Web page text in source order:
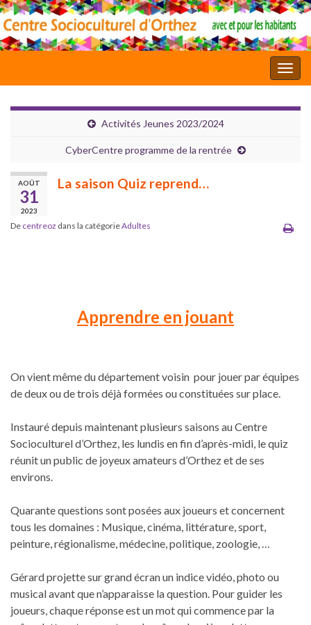
Activités Jeunes 2023/2024
CyberCentre programme de la rentrée
AOÛT
31
2023
La saison Quiz reprend…
De centreoz dans la catégorieAdultes
Apprendre en jouant
On vient même du département voisin pour jouer par équipes
de deux ou de trois déjà formées ou constituées sur place.
Instauré depuis maintenant plusieurs saisons au Centre
Socioculturel d’Orthez, les lundis en fin d’après-midi, le quiz
réunit un public de joyeux amateurs d’Orthez et de ses
environs.
Quarante questions sont posées aux joueurs et concernent
tous les domaines : Musique, cinéma, littérature, sport,
peinture, régionalisme, médecine, politique, zoologie, …
Gérard projette sur grand écran un indice vidéo, photo ou
musical avant que n’apparaisse la question. Pour guider les
joueurs, chaque réponse est un mot qui commence par la